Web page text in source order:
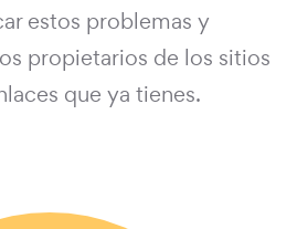
estos problemas y
propietarios de los sitios
que ya tienes.